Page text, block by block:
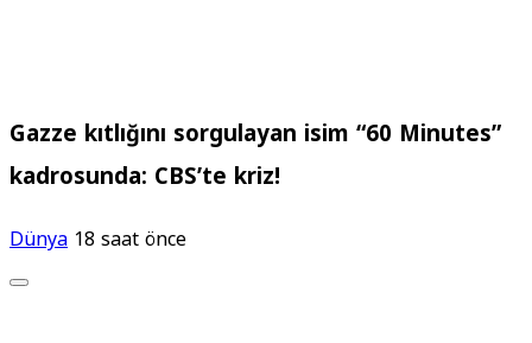
Gazze kıtlığını sorgulayan isim “60 Minutes”
kadrosunda: CBS’te kriz!
Dünya 18 saat önce